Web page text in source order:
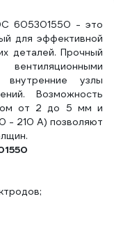
605301550 - это
для эффективной
деталей. Прочный
узлы
Возможность
от 2 до 5 мм и
- 210 А) позволяют